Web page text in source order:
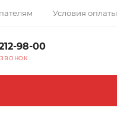
Условия оплаты
98-00
ЗВОНОК